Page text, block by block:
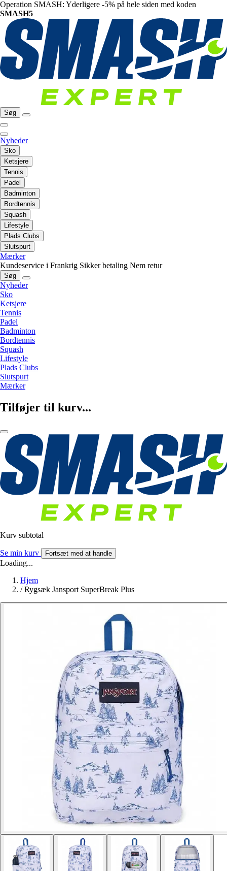
Operation SMASH: Yderligere -5% på hele siden med koden
SMASH5
Søg
Nyheder
Sko
Ketsjere
Tennis
Padel
Badminton
Bordtennis
Squash
Lifestyle
Plads Clubs
Slutspurt
Mærker
Kundeservice i Frankrig Sikker betaling Nem retur
Søg
Nyheder
Sko
Ketsjere
Tennis
Padel
Badminton
Bordtennis
Squash
Lifestyle
Plads Clubs
Slutspurt
Mærker
Tilføjer til kurv...
Kurv subtotal
Se min kurv Fortsæt med at handle
Loading...
Hjem
/ Rygsæk Jansport SuperBreak Plus